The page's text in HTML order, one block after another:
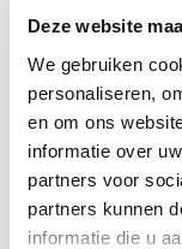
Deze website
We gebruiken
personaliseren,
en om ons
informatie over
partners voor
partners kunnen
informatie die u
Auf der Suche nach
komplett und
Zur
Kostenlose
Persönliche